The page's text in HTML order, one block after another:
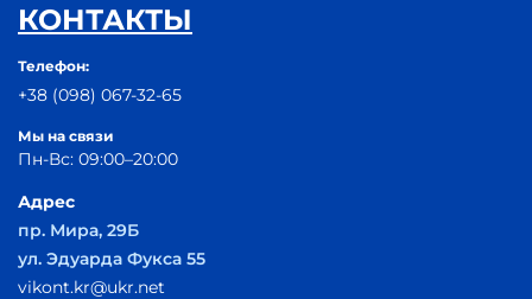
КОНТАКТЫ
Телефон:
+38 (098) 067-32-65
Мы на связи
Пн-Вс: 09:00–20:00
Адрес
пр. Мира, 29Б
ул. Эдуарда Фукса 55
vikont.kr@ukr.net